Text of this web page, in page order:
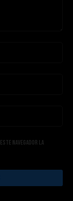
navegador la